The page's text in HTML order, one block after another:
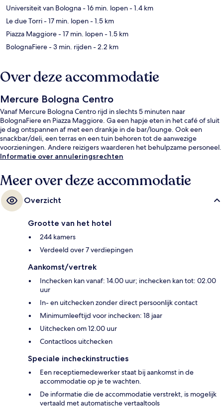
Universiteit van Bologna- 16 min. lopen- 1.4 km
Le due Torri- 17 min. lopen- 1.5 km
Piazza Maggiore- 17 min. lopen- 1.5 km
BolognaFiere- 3 min. rijden- 2.2 km
Over deze accommodatie
Mercure Bologna Centro
Vanaf Mercure Bologna Centro rijd in slechts 5 minuten naar
BolognaFiere en Piazza Maggiore. Ga een hapje eten in het café of sluit
je dag ontspannen af met een drankje in de bar/lounge. Ook een
snackbar/deli, een terras en een tuin behoren tot de aanwezige
voorzieningen. Andere reizigers waarderen het behulpzame personeel.
Informatie over annuleringsrechten
Meer over deze accommodatie
Overzicht
Grootte van het hotel
244 kamers
Verdeeld over 7 verdiepingen
Aankomst/vertrek
Inchecken kan vanaf: 14.00 uur; inchecken kan tot: 02.00
uur
In- en uitchecken zonder direct persoonlijk contact
Minimumleeftijd voor inchecken: 18 jaar
Uitchecken om 12.00 uur
Contactloos uitchecken
Speciale incheckinstructies
Een receptiemedewerker staat bij aankomst in de
accommodatie op je te wachten.
De informatie die de accommodatie verstrekt, is mogelijk
vertaald met automatische vertaaltools